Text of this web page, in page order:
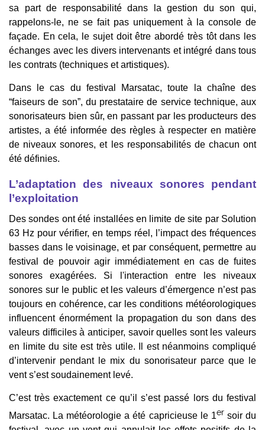
sa part de responsabilité dans la gestion du son qui,
rappelons-le, ne se fait pas uniquement à la console de
façade. En cela, le sujet doit être abordé très tôt dans les
échanges avec les divers intervenants et intégré dans tous
les contrats (techniques et artistiques).
Dans le cas du festival Marsatac, toute la chaîne des
“faiseurs de son”, du prestataire de service technique, aux
sonorisateurs bien sûr, en passant par les producteurs des
artistes, a été informée des règles à respecter en matière
de niveaux sonores, et les responsabilités de chacun ont
été définies.
L’adaptation des niveaux sonores pendant
l’exploitation
Des sondes ont été installées en limite de site par Solution
63 Hz pour vérifier, en temps réel, l’impact des fréquences
basses dans le voisinage, et par conséquent, permettre au
festival de pouvoir agir immédiatement en cas de fuites
sonores exagérées. Si l'interaction entre les niveaux
sonores sur le public et les valeurs d’émergence n’est pas
toujours en cohérence, car les conditions météorologiques
influencent énormément la propagation du son dans des
valeurs difficiles à anticiper, savoir quelles sont les valeurs
en limite du site est très utile. Il est néanmoins compliqué
d’intervenir pendant le mix du sonorisateur parce que le
vent s’est soudainement levé.
C’est très exactement ce qu’il s’est passé lors du festival
Marsatac. La météorologie a été capricieuse le 1er soir du